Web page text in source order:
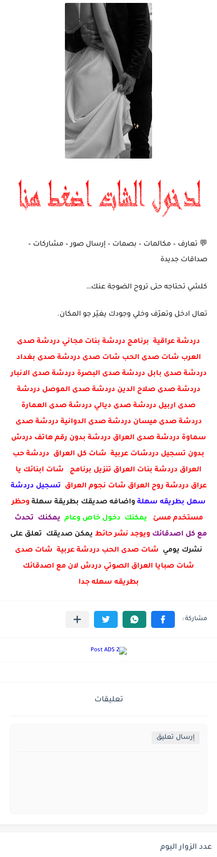
💬 تعارف – مكالمات – بصمات – إرسال صور – مشاركات –
صداقات جديدة
كلشي تحتاجه حتى تروح الضوجة عنك…
تعال ادخل وتعرّف وخلي وجودك يغيّر جو المكان.
دردشة عراقية برنامج دردشة بنات مجاني دردشة صدى
العرب شات صدى الحب شات صدى دردشة صدى بغداد
دردشة صدى بابل دردشة صدى البصرة دردشة صدى الانبار
دردشة صدى صلاح الدين دردشة صدى الموصل دردشة
صدى اربيل دردشة صدى ديالي دردشة صدى العمارة
دردشة صدى ميسان دردشة صدى الدوانية دردشة صدى
سماوة دردشة صدى العراق دردشة بدون رقم هاتف دردش
بدون تسجيل دردشات عربية شات كل العراق دردشة حب
العراق دردشة بنات العراق تنزيل برنامج شات ابنائك يا
عراق دردشة روح العراق شات نجوم العراق تسجيل دردشة
سهل بطريقه سهلة واضافه صديقك بطريقة سهلة وحظر
مستخدم مسئ يمكنك دخول خاص وعام يمكنك تحدث
مع كل اصدقائك ويوجد نشر حائط يمكن صديقك تعلق على
نشرك يومي شات صدى الحب دردشة عربية شات صدى
شات صبايا العراق الصوتي دردش لان مع اصدقائك
بطريقه سهله جدا
تعليقات
إرسال تعليق
عدد الزوار اليوم